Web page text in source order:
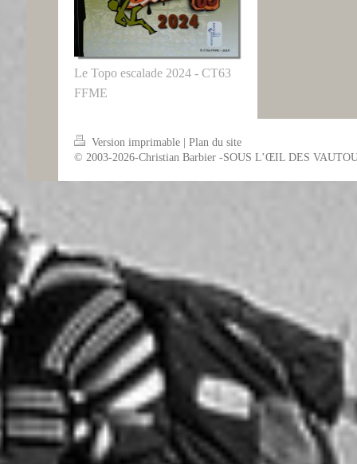
Le Topo escalade 2024 - CT63
FFME
Version imprimable
Plan du site
© 2003-2026-Christian Barbier -SOUS L’ŒIL DES